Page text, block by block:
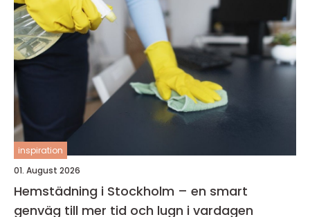
inspiration
01. August 2026
Hemstädning i Stockholm – en smart
genväg till mer tid och lugn i vardagen